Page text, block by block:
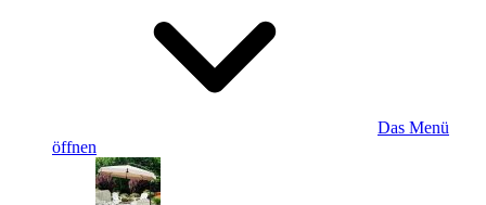
Das Menü
öffnen